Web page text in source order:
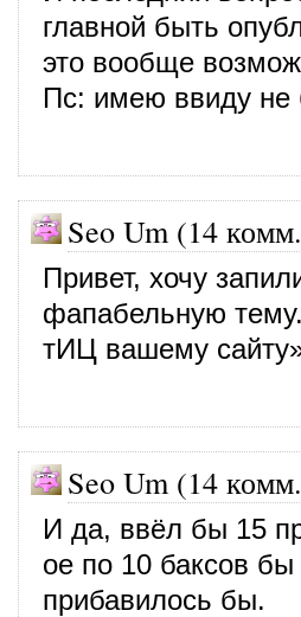
главной быть
это вообще
Пс: имею ввиду не
Seo Um (14
Привет, хочу
фапабельную
тИЦ вашему
Seo Um (14
И да, ввёл бы 15
ое по 10 баксов
прибавилось бы.